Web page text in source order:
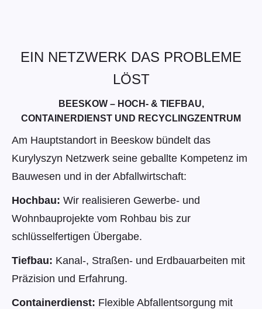
EIN NETZWERK DAS PROBLEME
LÖST
BEESKOW – HOCH- & TIEFBAU,
CONTAINERDIENST UND RECYCLINGZENTRUM
Am Hauptstandort in Beeskow bündelt das
Kurylyszyn Netzwerk seine geballte Kompetenz im
Bauwesen und in der Abfallwirtschaft:
Hochbau: Wir realisieren Gewerbe- und
Wohnbauprojekte vom Rohbau bis zur
schlüsselfertigen Übergabe.
Tiefbau: Kanal-, Straßen- und Erdbauarbeiten mit
Präzision und Erfahrung.
Containerdienst: Flexible Abfallentsorgung mit